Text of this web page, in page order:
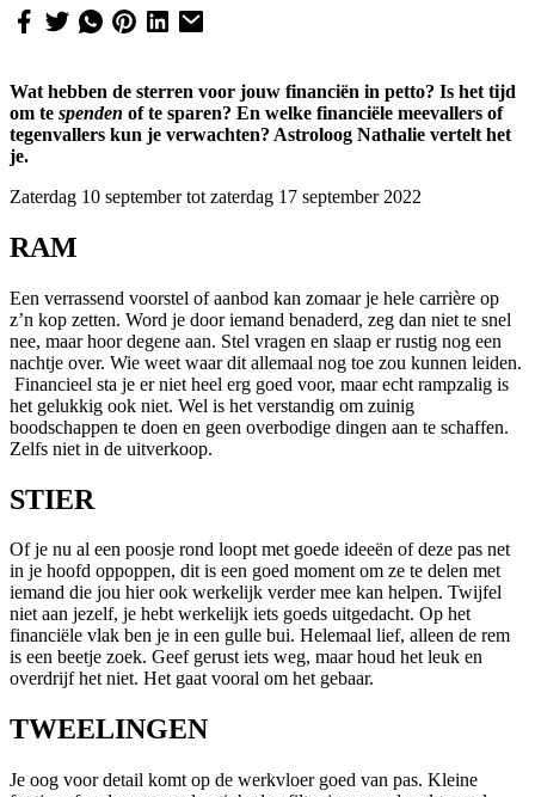
Wat hebben de sterren voor jouw financiën in petto? Is het tijd
om te spenden of te sparen? En welke financiële meevallers of
tegenvallers kun je verwachten? Astroloog Nathalie vertelt het
je.
Zaterdag 10 september tot zaterdag 17 september 2022
RAM
Een verrassend voorstel of aanbod kan zomaar je hele carrière op
z’n kop zetten. Word je door iemand benaderd, zeg dan niet te snel
nee, maar hoor degene aan. Stel vragen en slaap er rustig nog een
nachtje over. Wie weet waar dit allemaal nog toe zou kunnen leiden.
Financieel sta je er niet heel erg goed voor, maar echt rampzalig is
het gelukkig ook niet. Wel is het verstandig om zuinig
boodschappen te doen en geen overbodige dingen aan te schaffen.
Zelfs niet in de uitverkoop.
STIER
Of je nu al een poosje rond loopt met goede ideeën of deze pas net
in je hoofd oppoppen, dit is een goed moment om ze te delen met
iemand die jou hier ook werkelijk verder mee kan helpen. Twijfel
niet aan jezelf, je hebt werkelijk iets goeds uitgedacht. Op het
financiële vlak ben je in een gulle bui. Helemaal lief, alleen de rem
is een beetje zoek. Geef gerust iets weg, maar houd het leuk en
overdrijf het niet. Het gaat vooral om het gebaar.
TWEELINGEN
Je oog voor detail komt op de werkvloer goed van pas. Kleine